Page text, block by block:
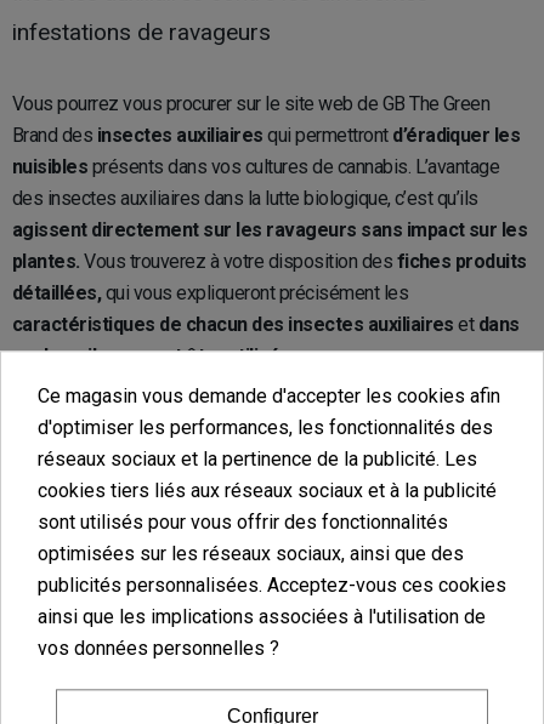
infestations de ravageurs
Vous pourrez vous procurer sur le site web de GB The Green
Brand des insectes auxiliaires qui permettront d’éradiquer les
nuisibles présents dans vos cultures de cannabis. L’avantage
des insectes auxiliaires dans la lutte biologique, c’est qu’ils
agissent directement sur les ravageurs sans impact sur les
plantes. Vous trouverez à votre disposition des fiches produits
détaillées,qui vous expliqueront précisément les
caractéristiques de chacun des insectes auxiliaires et dans
quel cas ils peuvent être utilisés.
Achat de coccinelles anti-pucerons
Lespuceronssont depetits insectesqui peuvent être de
couleur verte, rouge, jaune marron ou noire.Ilsaffectent la
croissance et le développementdu cannabis ense
nourrissant de la sèvede la plante qui permet à celle-ci de se
nourrir et d’accéder aux nutriments, c’est pourquoi l’achat de
coccinelles anti-puceronspourra se révéler judicieux.
Ce magasin vous demande d'accepter les cookies afin
d'optimiser les performances, les fonctionnalités des
réseaux sociaux et la pertinence de la publicité. Les
cookies tiers liés aux réseaux sociaux et à la publicité
sont utilisés pour vous offrir des fonctionnalités
optimisées sur les réseaux sociaux, ainsi que des
publicités personnalisées. Acceptez-vous ces cookies
ainsi que les implications associées à l'utilisation de
vos données personnelles ?
Configurer